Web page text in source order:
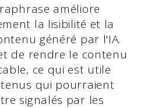
améliore
la lisibilité et la
généré par l'IA.
de rendre le contenu
ce qui est utile
qui pourraient
signalés par les